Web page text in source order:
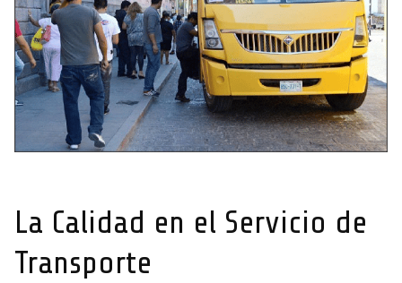
La Calidad en el Servicio de
Transporte